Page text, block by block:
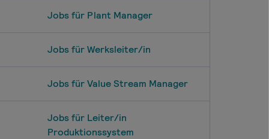
Jobs für Plant Manager
Jobs für Werksleiter/in
Jobs für Value Stream Manager
Jobs für Leiter/in
Produktionssystem